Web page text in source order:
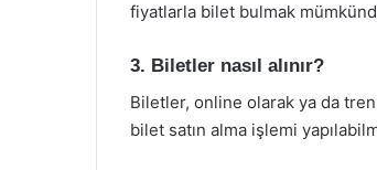
fiyatlarla bilet bulmak
3. Biletler nasıl alınır?
Biletler, online olarak ya da
bilet satın alma işlemi